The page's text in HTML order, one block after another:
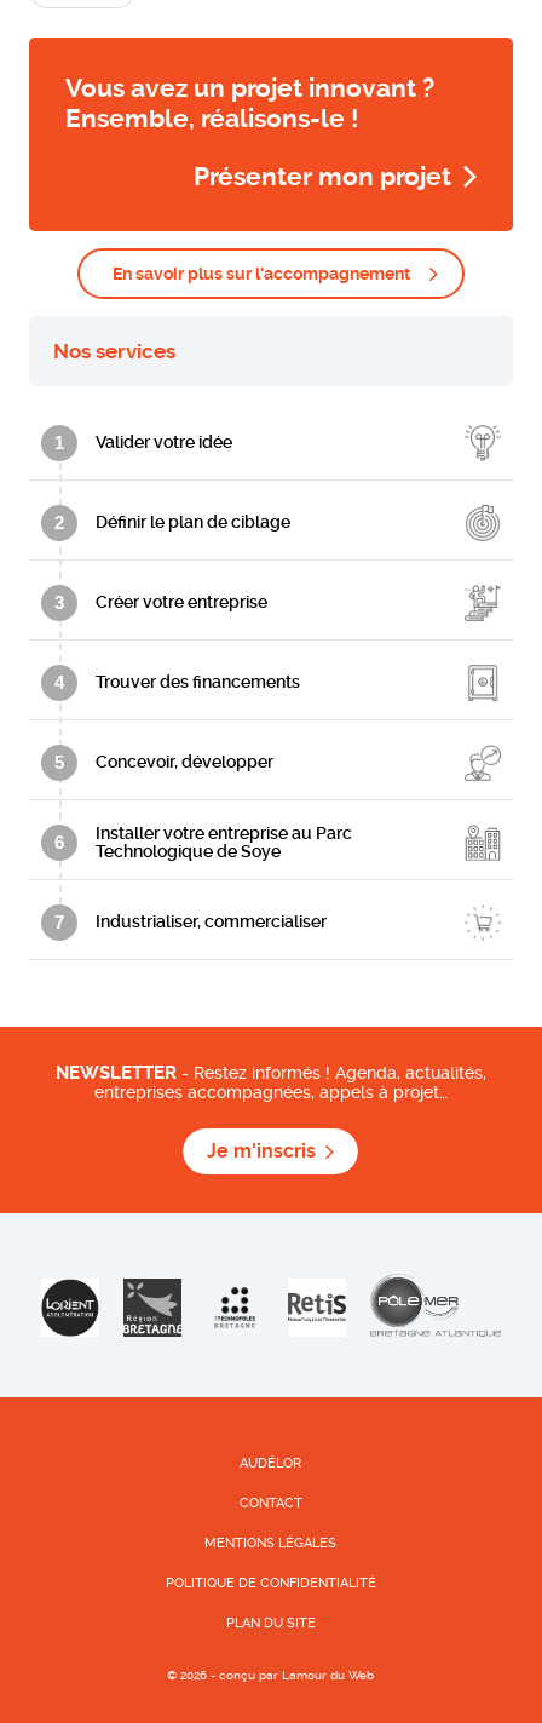
Vous avez un projet innovant ?
Ensemble, réalisons-le !
Présenter mon projet
En savoir plus sur l'accompagnement
Nos services
1 Valider votre idée
2 Définir le plan de ciblage
3 Créer votre entreprise
4 Trouver des financements
5 Concevoir, développer
6
Installer votre entreprise au Parc
Technologique de Soye
7 Industrialiser, commercialiser
NEWSLETTER - Restez informés ! Agenda, actualités,
entreprises accompagnées, appels à projet…
Je m'inscris
AUDÉLOR
CONTACT
MENTIONS LÉGALES
POLITIQUE DE CONFIDENTIALITÉ
PLAN DU SITE
© 2026 - conçu parLamour du Web